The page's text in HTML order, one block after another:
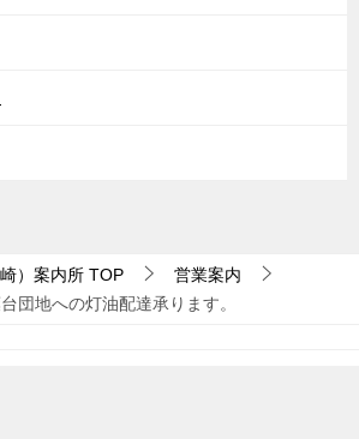
）案内所 TOP
営業案内
団地への灯油配達承ります。